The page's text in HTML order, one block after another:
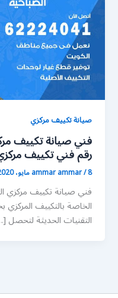
صيانة تكييف مركزي
رقم فني تكييف
ammar ammar/8 مايو، 2020
فني صيانة تكييف مركزي
الخاصة بالتكييف
التقنيات الحديثة لتحصل